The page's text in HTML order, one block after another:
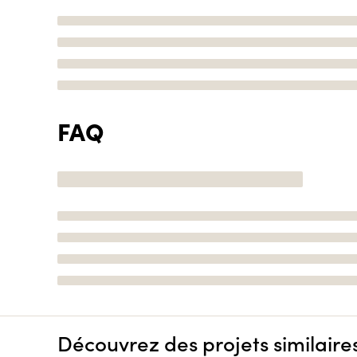
FAQ
Découvrez des projets